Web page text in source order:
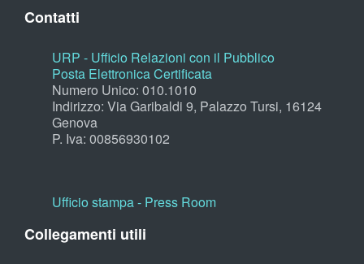
Contatti
URP - Ufficio Relazioni con il Pubblico
Posta Elettronica Certificata
Numero Unico: 010.1010
Indirizzo: Via Garibaldi 9, Palazzo Tursi, 16124
Genova
P. Iva: 00856930102
Ufficio stampa - Press Room
Collegamenti utili